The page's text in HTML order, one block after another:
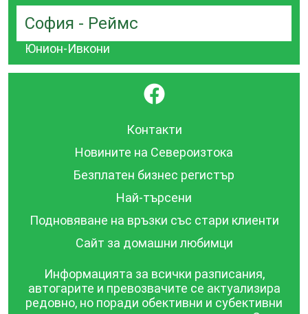
София - Реймс
Юнион-Ивкони
}
Контакти
Новините на Североизтока
Безплатен бизнес регистър
Най-търсени
Подновяване на връзки със стари клиенти
Сайт за домашни любимци
Информацията за всички разписания,
автогарите и превозвачите се актуализира
редовно, но поради обективни и субективни